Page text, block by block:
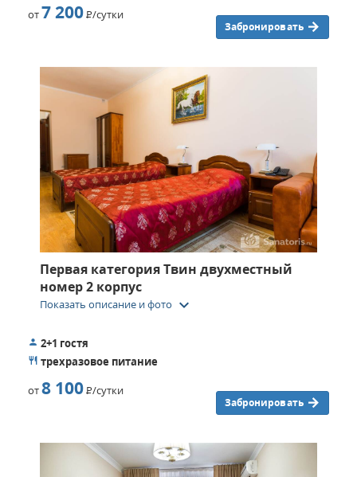
от7 200Р/сутки
Забронировать
Первая категория Твин двухместный
номер 2 корпус
Показать описание и фото keyboard_arrow_down
2+1 гостя
трехразовое питание
от8 100Р/сутки
Забронировать